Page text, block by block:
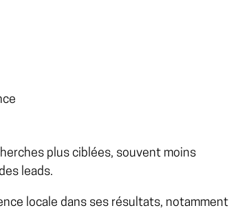
plus ciblées, souvent moins
leads.
locale dans ses résultats, notamment